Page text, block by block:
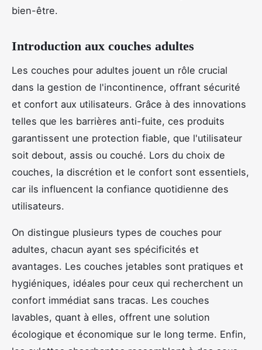
bien-être.
Introduction aux couches adultes
Les couches pour adultes jouent un rôle crucial
dans la gestion de l'incontinence, offrant sécurité
et confort aux utilisateurs. Grâce à des innovations
telles que les barrières anti-fuite, ces produits
garantissent une protection fiable, que l'utilisateur
soit debout, assis ou couché. Lors du choix de
couches, la discrétion et le confort sont essentiels,
car ils influencent la confiance quotidienne des
utilisateurs.
On distingue plusieurs types de couches pour
adultes, chacun ayant ses spécificités et
avantages. Les couches jetables sont pratiques et
hygiéniques, idéales pour ceux qui recherchent un
confort immédiat sans tracas. Les couches
lavables, quant à elles, offrent une solution
écologique et économique sur le long terme. Enfin,